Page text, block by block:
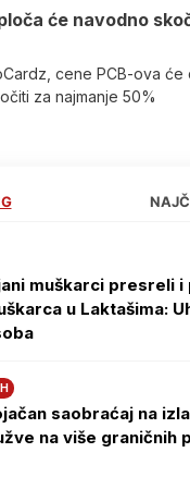
će navodno
cene PCB-ova će
za najmanje 50%
muškarci presreli
u Laktašima:
saobraćaj na
na više graničnih